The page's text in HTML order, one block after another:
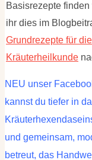
Basisrezepte
ihr dies im
Grundrezepte für die
Kräuterheilkunde
NEU unser
kannst du tiefer in
und gemeinsam,
betreut, das